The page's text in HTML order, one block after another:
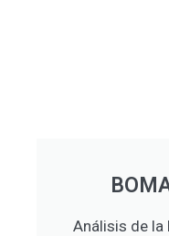
Análisis de la